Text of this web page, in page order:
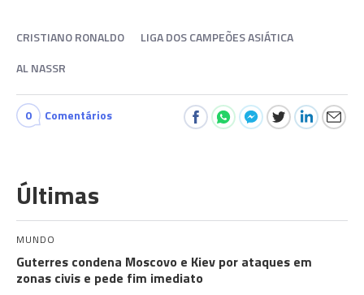
CRISTIANO RONALDO
LIGA DOS CAMPEÕES ASIÁTICA
AL NASSR
0 Comentários
Últimas
MUNDO
Guterres condena Moscovo e Kiev por ataques em
zonas civis e pede fim imediato